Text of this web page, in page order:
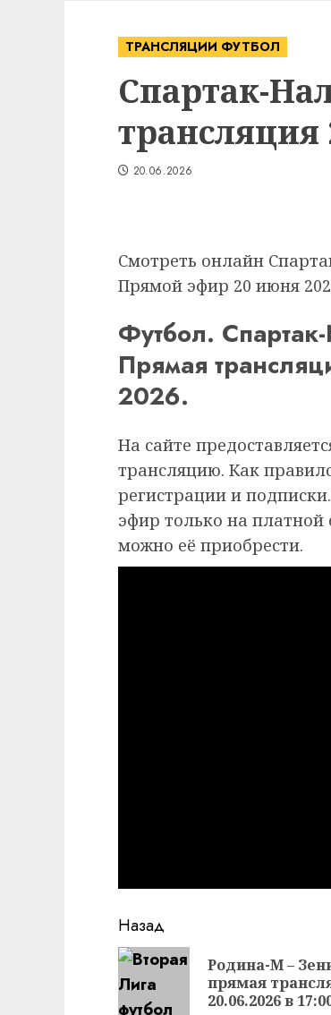
ТРАНСЛЯЦИИ ФУТБОЛ
Спартак-
трансляция
20.06.2026
Смотреть онлайн
Прямой эфир 20 июня
Футбол.
Прямая
2026.
На сайте
трансляцию. Как
регистрации и
эфир только на
можно её приобрести.
Продолжить
чтение
Назад
Родина-М –
прямая
20.06.2026 в